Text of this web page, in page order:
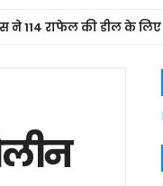
की डील के लिए भेजा